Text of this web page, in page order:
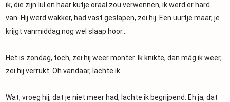
ik, die zijn lul en haar kutje oraal zou verwennen, ik werd er hard
van. Hij werd wakker, had vast geslapen, zei hij. Een uurtje maar, je
krijgt vanmiddag nog wel slaap hoor…
Het is zondag, toch, zei hij weer monter. Ik knikte, dan mág ik weer,
zei hij verrukt. Oh vandaar, lachte ik…
Wat, vroeg hij, dat je niet meer had, lachte ik begrijpend. Eh ja, dat